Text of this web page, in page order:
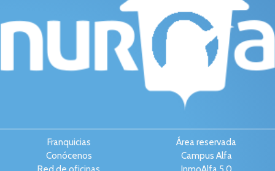
Franquicias
Conócenos
Área reservada
Campus Alfa